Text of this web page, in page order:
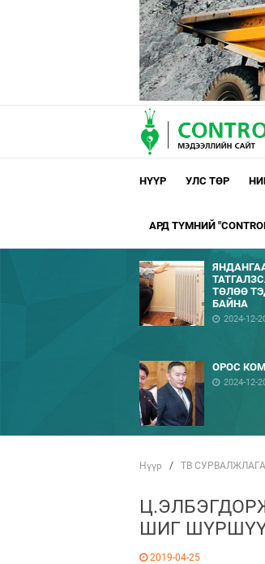
НҮҮР УЛС ТӨР
АРД ТҮМНИЙ
ТӨЛӨӨ
БАЙНА
2024-12-
ОРОС
2024-12-
Нүүр / ТВ СУРВАЛЖЛАГА
ШИГ
2019-04-25